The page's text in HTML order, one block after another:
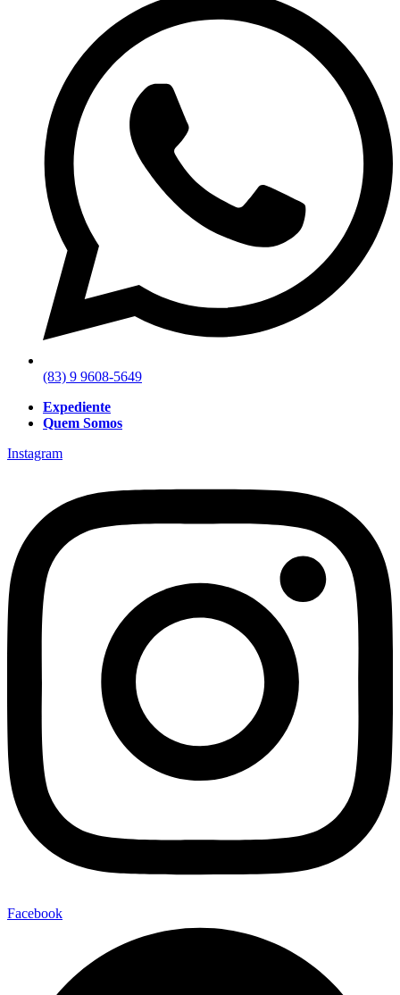
(83) 9 9608-5649
Expediente
Quem Somos
Instagram
Facebook